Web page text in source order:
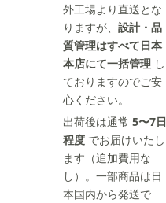
外工場より直送とな
りますが、 設計・品
質管理はすべて日本
本店にて一括管理 し
ておりますのでご安
心ください。
出荷後は通常 5〜7日
程度 でお届けいたし
ます（追加費用な
し）。一部商品は日
本国内から発送で